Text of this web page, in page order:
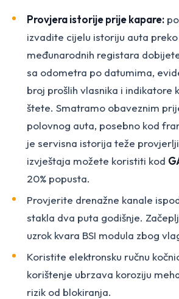
Provjera istorije prije kapare:
izvadite cijelu istoriju auta preko
međunarodnih registara
sa odometra po datumima,
broj prošlih vlasnika i indikatore
štete. Smatramo obaveznim
polovnog auta, posebno kod
je servisna istorija teže
izvještaja možete koristiti kod
20% popusta.
Provjerite drenažne kanale
stakla dva puta godišnje.
uzrok kvara BSI modula zbog
Koristite elektronsku ručnu
korištenje ubrzava koroziju
rizik od blokiranja.